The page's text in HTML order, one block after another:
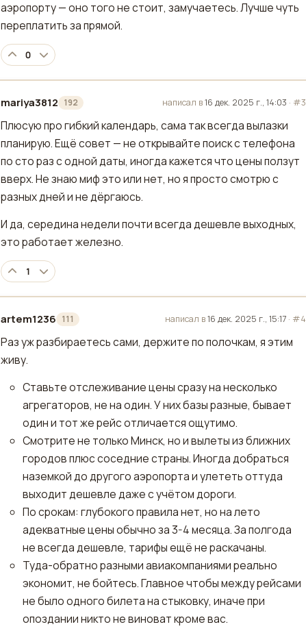
аэропорту — оно того не стоит, замучаетесь. Лучше чуть
переплатить за прямой.
0
mariya3812 192
отредактировано написал в16 дек. 2025 г., 14:03 · #3
Плюсую про гибкий календарь, сама так всегда вылазки
планирую. Ещё совет — не открывайте поиск с телефона
по сто раз с одной даты, иногда кажется что цены ползут
вверх. Не знаю миф это или нет, но я просто смотрю с
разных дней и не дёргаюсь.
И да, середина недели почти всегда дешевле выходных,
это работает железно.
1
artem1236 111
отредактировано написал в16 дек. 2025 г., 15:17 · #4
Раз уж разбираетесь сами, держите по полочкам, я этим
живу.
Ставьте отслеживание цены сразу на несколько
агрегаторов, не на один. У них базы разные, бывает
один и тот же рейс отличается ощутимо.
Смотрите не только Минск, но и вылеты из ближних
городов плюс соседние страны. Иногда добраться
наземкой до другого аэропорта и улететь оттуда
выходит дешевле даже с учётом дороги.
По срокам: глубокого правила нет, но на лето
адекватные цены обычно за 3-4 месяца. За полгода
не всегда дешевле, тарифы ещё не раскачаны.
Туда-обратно разными авиакомпаниями реально
экономит, не бойтесь. Главное чтобы между рейсами
не было одного билета на стыковку, иначе при
опоздании никто не виноват кроме вас.